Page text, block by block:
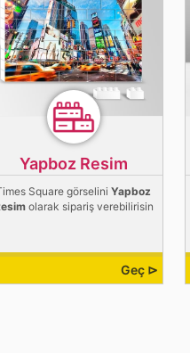
Yapboz Resim
Square görseliniYapboz
olarak sipariş verebilirisin
Geç ⊳